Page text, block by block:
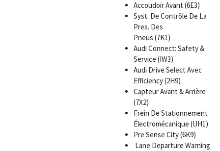
Accoudoir Avant (6E3)
Syst. De Contrôle De La
Pres. Des
Pneus (7K1)
Audi Connect: Safety &
Service (IW3)
Audi Drive Select Avec
Efficiency (2H9)
Capteur Avant & Arrière
(7X2)
Frein De Stationnement
Électromécanique (UH1)
Pre Sense City (6K9)
Lane Departure Warning